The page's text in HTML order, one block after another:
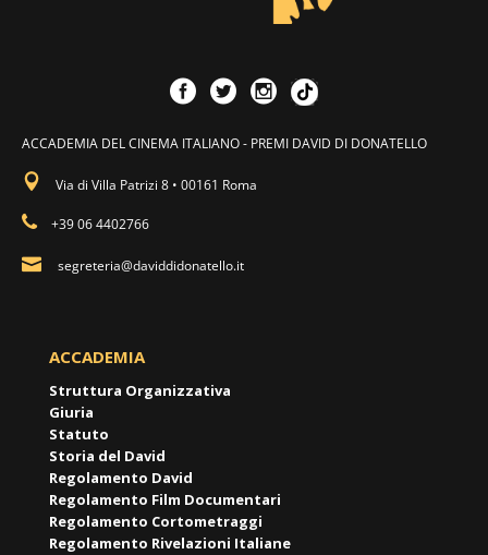
ACCADEMIA DEL CINEMA ITALIANO - PREMI DAVID DI DONATELLO
Via di Villa Patrizi 8 • 00161 Roma
+39 06 4402766
segreteria@daviddidonatello.it
ACCADEMIA
Struttura Organizzativa
Giuria
Statuto
Storia del David
Regolamento David
Regolamento Film Documentari
Regolamento Cortometraggi
Regolamento Rivelazioni Italiane